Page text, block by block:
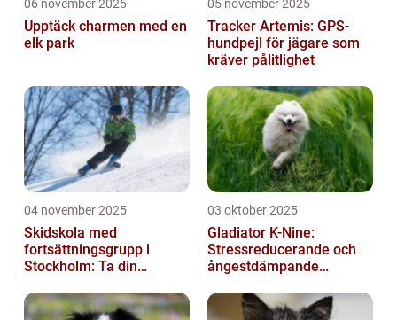
06 november 2025
Upptäck charmen med en
elk park
05 november 2025
Tracker Artemis: GPS-
hundpejl för jägare som
kräver pålitlighet
04 november 2025
Skidskola med
fortsättningsgrupp i
Stockholm: Ta din
03 oktober 2025
Gladiator K-Nine:
Stressreducerande och
ångestdämpande